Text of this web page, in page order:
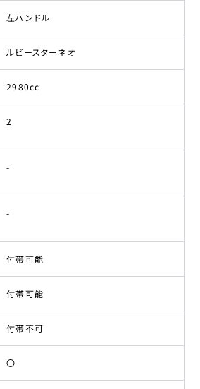
左ハンドル
ルビースターネオ
2980cc
2
-
-
付帯可能
付帯可能
付帯不可
〇